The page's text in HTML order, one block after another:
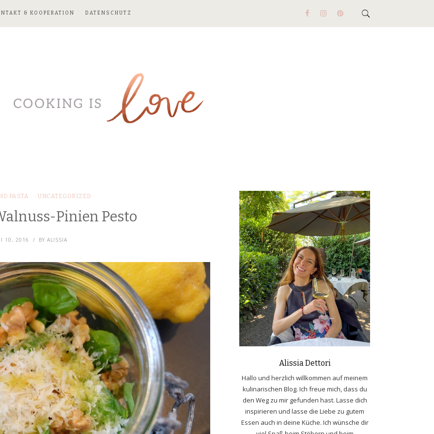
& KOOPERATION DATENSCHUTZ
PASTA UNCATEGORIZED
Pinien Pesto
10, 2016 BY ALISSIA
Alissia Dettori
Hallo und herzlich willkommen auf meinem
kulinarischen Blog. Ich freue mich, dass du
den Weg zu mir gefunden hast. Lasse dich
inspirieren und lasse die Liebe zu gutem
Essen auch in deine Küche. Ich wünsche dir